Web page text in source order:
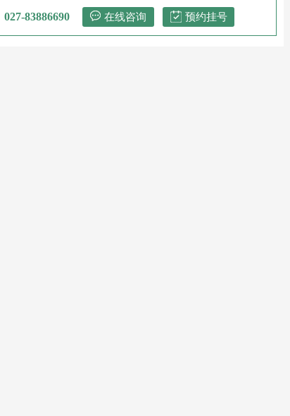
027-83886690 在线咨询 预约挂号